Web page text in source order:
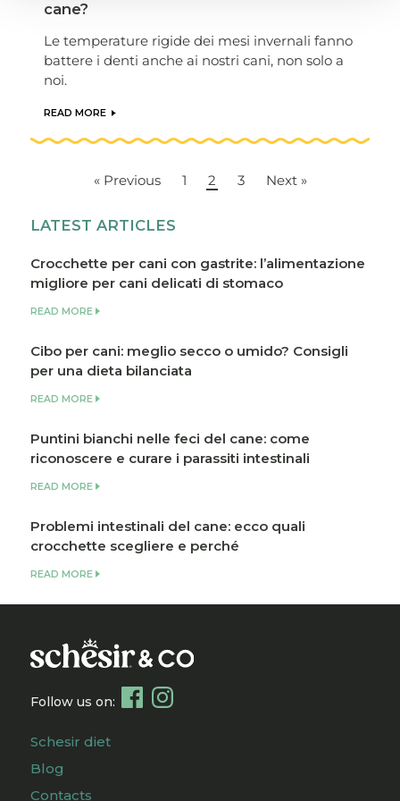
cane?
Le temperature rigide dei mesi invernali fanno
battere i denti anche ai nostri cani, non solo a
noi.
READ MORE
« Previous 1 2 3 Next »
LATEST ARTICLES
Crocchette per cani con gastrite: l’alimentazione
migliore per cani delicati di stomaco
READ MORE
Cibo per cani: meglio secco o umido? Consigli
per una dieta bilanciata
READ MORE
Puntini bianchi nelle feci del cane: come
riconoscere e curare i parassiti intestinali
READ MORE
Problemi intestinali del cane: ecco quali
crocchette scegliere e perché
READ MORE
Follow us on:
Schesir diet
Blog
Contacts